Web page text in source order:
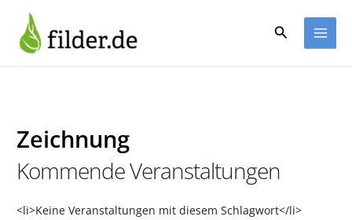
Inhalt
springen
Suchen
Zeichnung
Kommende Veranstaltungen
<li>Keine Veranstaltungen mit diesem Schlagwort</li>